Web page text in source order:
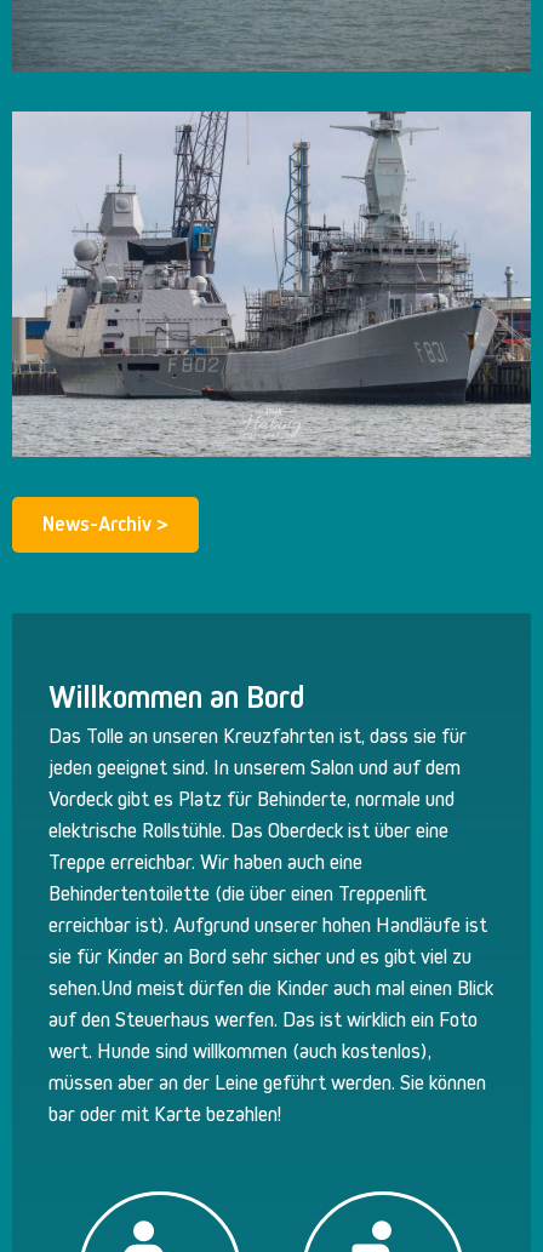
News-Archiv >
Willkommen an Bord
Das Tolle an unseren Kreuzfahrten ist, dass sie für
jeden geeignet sind. In unserem Salon und auf dem
Vordeck gibt es Platz für Behinderte, normale und
elektrische Rollstühle. Das Oberdeck ist über eine
Treppe erreichbar. Wir haben auch eine
Behindertentoilette (die über einen Treppenlift
erreichbar ist). Aufgrund unserer hohen Handläufe ist
sie für Kinder an Bord sehr sicher und es gibt viel zu
sehen.Und meist dürfen die Kinder auch mal einen Blick
auf den Steuerhaus werfen. Das ist wirklich ein Foto
wert. Hunde sind willkommen (auch kostenlos),
müssen aber an der Leine geführt werden. Sie können
bar oder mit Karte bezahlen!